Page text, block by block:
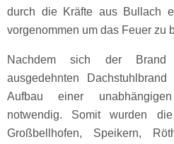
durch die Kräfte aus Bullach
vorgenommen um das Feuer zu
Nachdem sich der
ausgedehnten
Aufbau einer unabhängigen
notwendig. Somit wurden
Großbellhofen, Speikern,